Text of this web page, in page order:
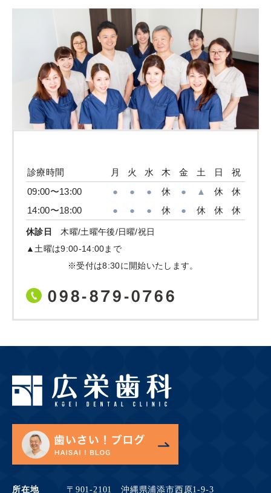
診療時間 月 火 水 木 金 土 日
祝
09:00〜13:00
● ● ● 休 ● ▲ 休
休
14:00〜18:00
● ● ● 休 ● 休 休 休
休診日
木曜/土曜午後/日曜/祝日
▲土曜は9:00-14:00まで
※受付は8:30に開始いたします。
098-879-0766
所在地 〒901-2101 沖縄県浦添市西原1-9-3